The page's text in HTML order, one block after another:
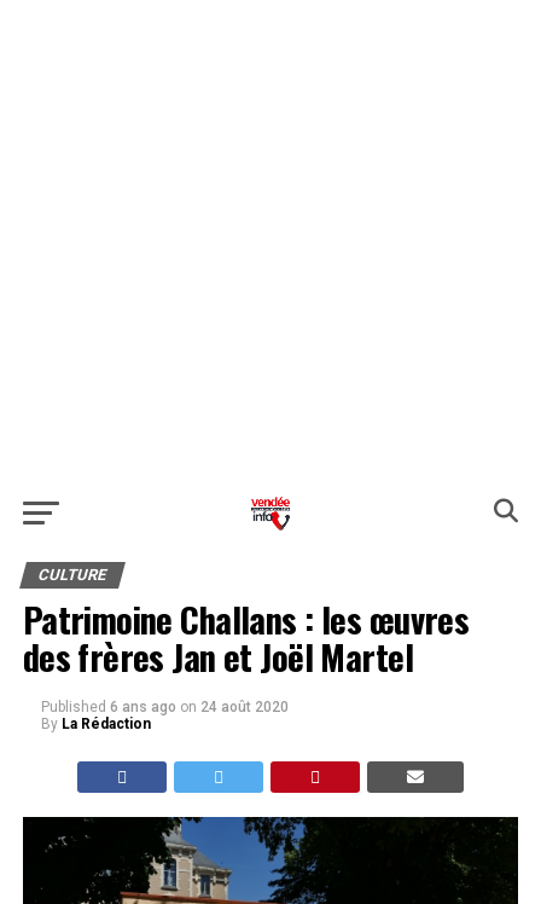
CULTURE
Patrimoine Challans : les œuvres
des frères Jan et Joël Martel
Published 6 ans ago on 24 août 2020
By La Rédaction